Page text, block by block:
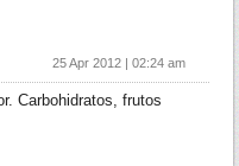
25 Apr 2012 | 02:24 am
Carbohidratos, frutos